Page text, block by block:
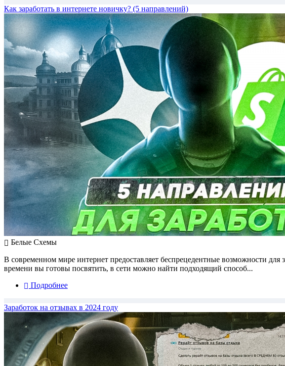
Как заработать в интернете новичку? (5 направлений)
Белые Схемы
В современном мире интернет предоставляет беспрецедентные возможности для
времени вы готовы посвятить, в сети можно найти подходящий способ...
Подробнее
Заработок на отзывах в 2024 году